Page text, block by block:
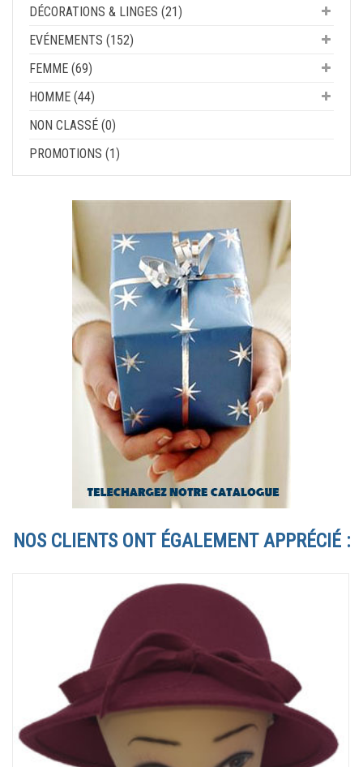
DÉCORATIONS & LINGES (21)
EVÉNEMENTS (152)
FEMME (69)
HOMME (44)
NON CLASSÉ (0)
PROMOTIONS (1)
NOS CLIENTS ONT ÉGALEMENT APPRÉCIÉ :